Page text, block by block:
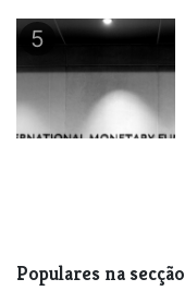
5
Populares na secção